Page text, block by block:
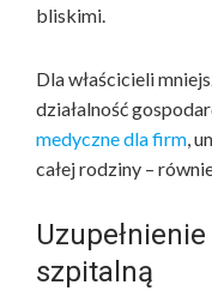
bliskimi.
Dla właścicieli
działalność
medyczne dla firm,
całej rodziny –
szpitalną